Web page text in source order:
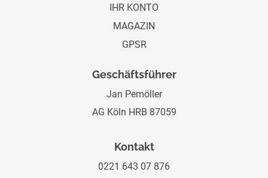
IHR KONTO
MAGAZIN
GPSR
Geschäftsführer
Jan Pemöller
AG Köln HRB 87059
Kontakt
0221 643 07 876